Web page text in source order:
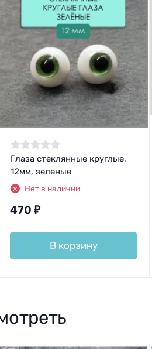
Глаза стеклянные круглые,
12мм, зеленые
Нет в наличии
470 ₽
В корзину